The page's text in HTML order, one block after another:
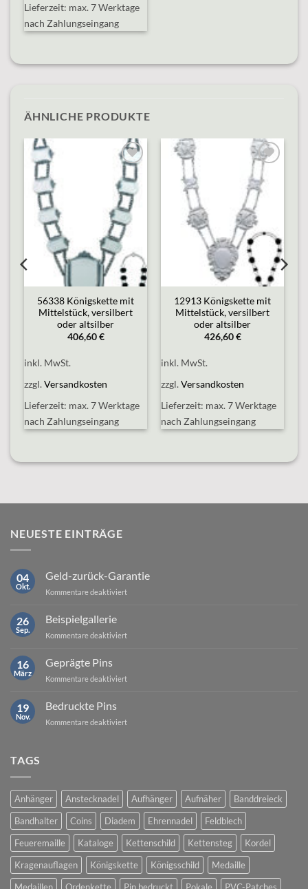
Lieferzeit: max. 7 Werktage
nach Zahlungseingang
ÄHNLICHE PRODUKTE
wishlist
56338 Königskette mit
Mittelstück, versilbert
oder altsilber
406,60€
inkl. MwSt.
zzgl.Versandkosten
Lieferzeit: max. 7 Werktage
nach Zahlungseingang
Add to
wishlist
12913 Königskette mit
Mittelstück, versilbert
oder altsilber
426,60€
inkl. MwSt.
zzgl.Versandkosten
Lieferzeit: max. 7 Werktage
nach Zahlungseingang
NEUESTE EINTRÄGE
04
Okt.
Geld-zurück-Garantie
Kommentare deaktiviertfür
26
Sep.
Beispielgallerie
Kommentare deaktiviertfür
16
März
Geprägte Pins
Kommentare deaktiviertfür
19
Nov.
Bedruckte Pins
Kommentare deaktiviertfür
TAGS
Anhänger Anstecknadel Aufhänger Aufnäher
Banddreieck
Bandhalter
Coins Diadem Ehrennadel
Feldblech
Feueremaille
Kataloge Kettenschild Kettensteg
Kordel
Kragenauflagen
Königskette Königsschild
Medaille
Medaillen
Ordenkette Pin bedruckt Pokale PVC-Patches